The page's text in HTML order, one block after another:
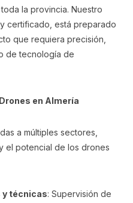
la provincia. Nuestro
certificado, está preparado
que requiera precisión,
de tecnología de
en Almería
a múltiples sectores,
el potencial de los drones
técnicas: Supervisión de